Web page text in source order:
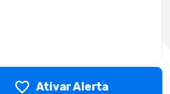
Ativar Alerta